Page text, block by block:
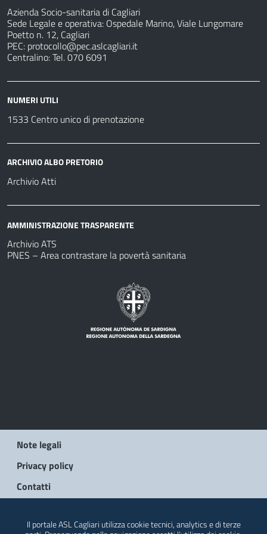
Azienda Socio-sanitaria di Cagliari
Sede Legale e operativa: Ospedale Marino, Viale Lungomare
Poetto n. 12, Cagliari
PEC: protocollo@pec.aslcagliari.it
Centralino: Tel. 070 6091
NUMERI UTILI
1533 Centro unico di prenotazione
ARCHIVIO ALBO PRETORIO
Archivio Atti
AMMINISTRAZIONE TRASPARENTE
Archivio ATS
PNES – Area contrastare la povertà sanitaria
Note legali
Privacy policy
Contatti
Il portale ASL Cagliari utilizza cookie tecnici, analytics e di terze